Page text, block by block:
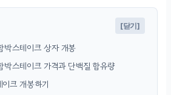
[닫기]
박스테이크 상자 개봉
박스테이크 가격과 단백질 함유량
크 개봉하기